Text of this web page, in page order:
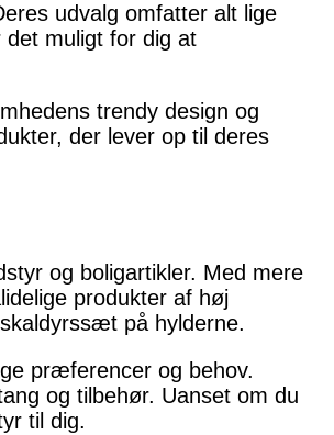
udvalg omfatter alt lige
det muligt for dig at
trendy design og
der lever op til deres
og boligartikler. Med mere
produkter af høj
på hylderne.
præferencer og behov.
og tilbehør. Uanset om du
til dig.